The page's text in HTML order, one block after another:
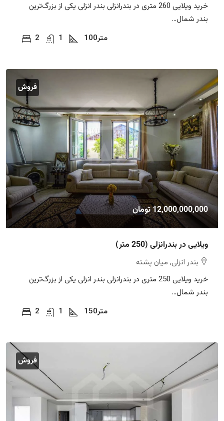
خرید ویلایی 260 متری در بندرانزلی بندر انزلی یکی از بزرگ‌ترین
بندر شمال...
2
1 100متر
فروش
12,000,000,000 تومان
ویلایی در بندرانزلی (250 متر)
بندر انزلی, میان پشته
خرید ویلایی 250 متری در بندرانزلی بندر انزلی یکی از بزرگ‌ترین
بندر شمال...
2
1 150متر
فروش